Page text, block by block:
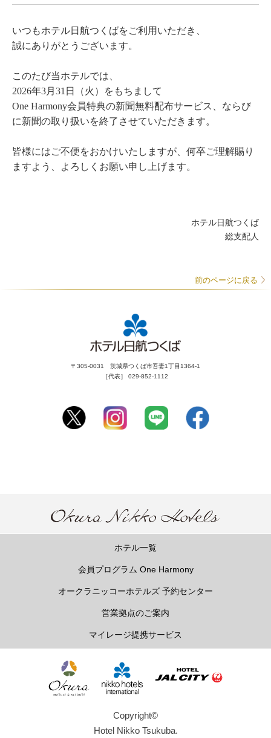
いつもホテル日航つくばをご利用いただき、
誠にありがとうございます。
このたび当ホテルでは、
2026年3月31日（火）をもちまして
One Harmony会員特典の新聞無料配布サービス、ならび
に新聞の取り扱いを終了させていただきます。
皆様にはご不便をおかけいたしますが、何卒ご理解賜り
ますよう、よろしくお願い申し上げます。
ホテル日航つくば
総支配人
前のページに戻る
〒305-0031 茨城県つくば市吾妻1丁目1364-1
［代表］ 029-852-1112
ホテル一覧
会員プログラム One Harmony
オークラニッコーホテルズ 予約センター
営業拠点のご案内
マイレージ提携サービス
Copyright©
Hotel Nikko Tsukuba.